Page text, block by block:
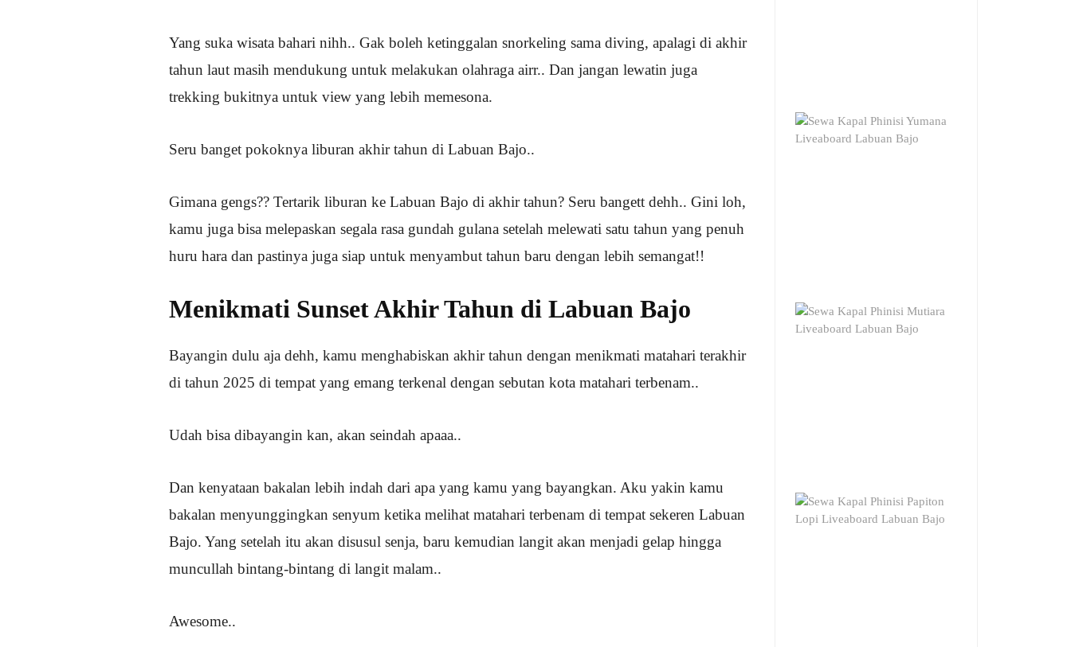
Yang suka wisata bahari nihh.. Gak boleh ketinggalan snorkeling sama diving, apalagi di akhir
tahun laut masih mendukung untuk melakukan olahraga airr.. Dan jangan lewatin juga
trekking bukitnya untuk view yang lebih memesona.
Seru banget pokoknya liburan akhir tahun di Labuan Bajo..
Gimana gengs?? Tertarik liburan ke Labuan Bajo di akhir tahun? Seru bangett dehh.. Gini loh,
kamu juga bisa melepaskan segala rasa gundah gulana setelah melewati satu tahun yang penuh
huru hara dan pastinya juga siap untuk menyambut tahun baru dengan lebih semangat!!
Menikmati Sunset Akhir Tahun di Labuan Bajo
Bayangin dulu aja dehh, kamu menghabiskan akhir tahun dengan menikmati matahari terakhir
di tahun 2025 di tempat yang emang terkenal dengan sebutan kota matahari terbenam..
Udah bisa dibayangin kan, akan seindah apaaa..
Dan kenyataan bakalan lebih indah dari apa yang kamu yang bayangkan. Aku yakin kamu
bakalan menyunggingkan senyum ketika melihat matahari terbenam di tempat sekeren Labuan
Bajo. Yang setelah itu akan disusul senja, baru kemudian langit akan menjadi gelap hingga
muncullah bintang-bintang di langit malam..
Awesome..